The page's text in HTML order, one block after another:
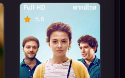
5.8
Full HD พากย์ไทย